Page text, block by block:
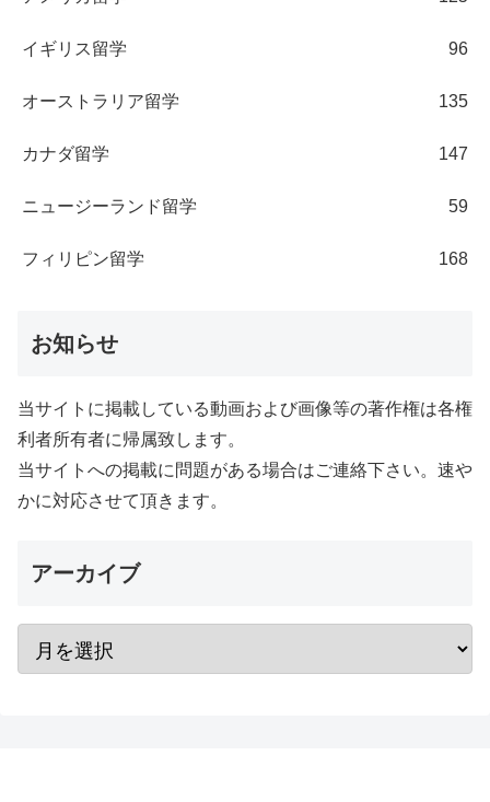
イギリス留学 96
オーストラリア留学 135
カナダ留学 147
ニュージーランド留学 59
フィリピン留学 168
お知らせ
当サイトに掲載している動画および画像等の著作権は各権
利者所有者に帰属致します。
当サイトへの掲載に問題がある場合はご連絡下さい。速や
かに対応させて頂きます。
アーカイブ